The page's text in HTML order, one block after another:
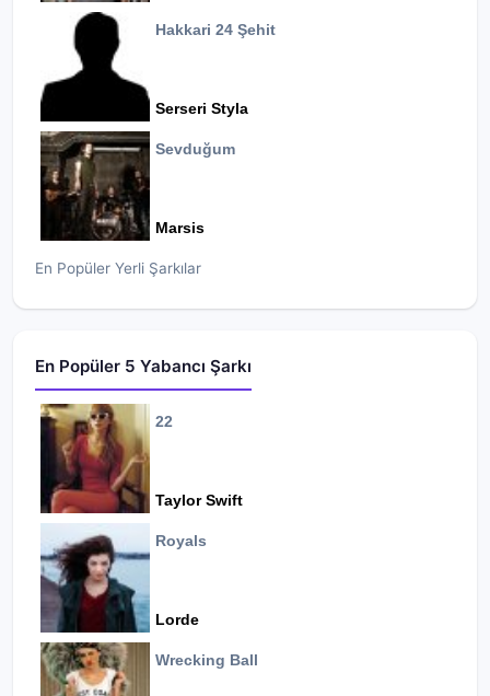
Hakkari 24 Şehit
Serseri Styla
Sevduğum
Marsis
En Popüler Yerli Şarkılar
En Popüler 5 Yabancı Şarkı
22
Taylor Swift
Royals
Lorde
Wrecking Ball